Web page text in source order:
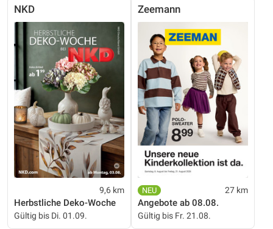
NKD
9,6 km
Herbstliche Deko-Woche
Gültig bis Di. 01.09.
Zeemann
27 km
Angebote ab 08.08.
Gültig bis Fr. 21.08.